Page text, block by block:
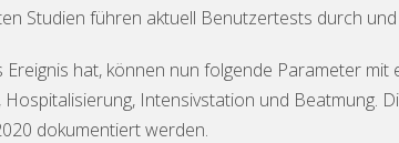
Studien führen aktuell Benutzertests durch
hat, können nun folgende Parameter
Intensivstation und Beatmung.
dokumentiert werden.